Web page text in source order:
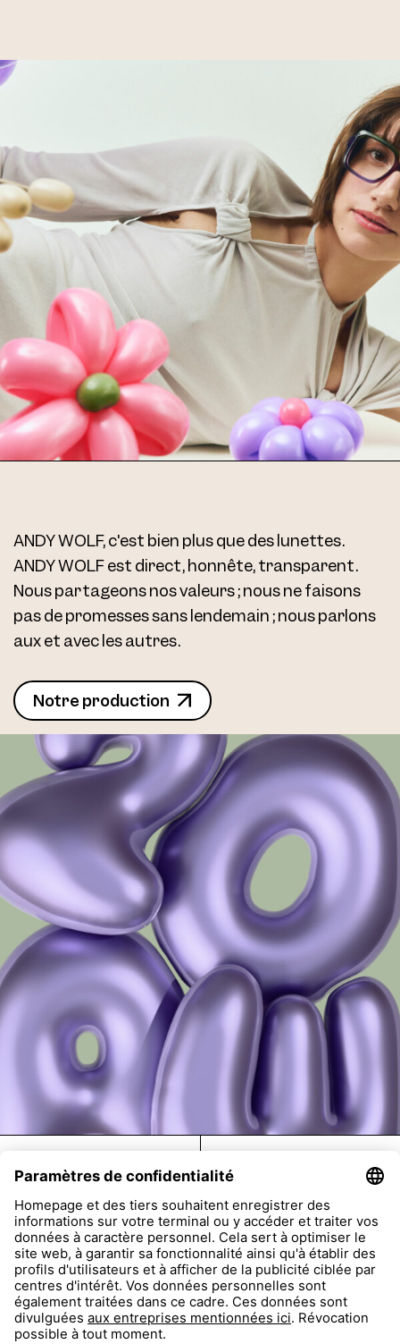
ANDY WOLF, c'est bien plus que des lunettes.
ANDY WOLF est direct, honnête, transparent.
Nous partageons nos valeurs ; nous ne faisons
pas de promesses sans lendemain ; nous parlons
aux et avec les autres.
Notre production
FAQ
Return
Imprint
Accessibility